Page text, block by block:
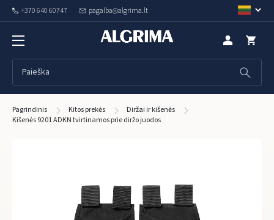
+370 640 60747 pagalba@algrima.lt
Pagrindinis Kitos prekės
Diržai ir kišenės
Kišenės 9201 ADKN tvirtinamos prie diržo juodos